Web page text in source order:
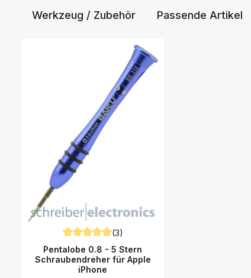
Werkzeug / Zubehör Passende Artikel
Durchschnittliche Bewertung von 5 von 5 Sternen
(3)
Pentalobe 0.8 - 5 Stern
Schraubendreher für Apple
iPhone